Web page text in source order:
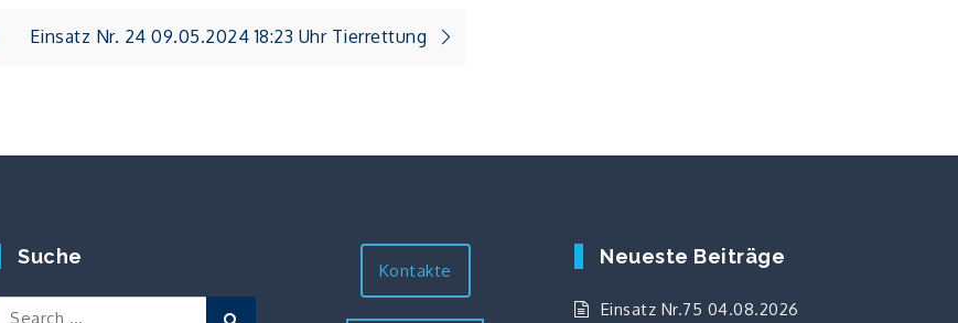
Einsatz Nr. 24 09.05.2024 18:23 Uhr Tierrettung
Suche
Search
Kontakte
Neueste Beiträge
Einsatz Nr.75 04.08.2026